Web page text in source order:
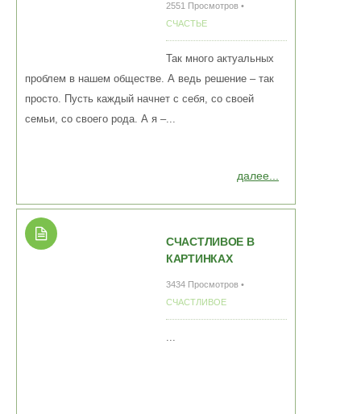
2551 Просмотров •
СЧАСТЬЕ
далее...
Так много актуальных
проблем в нашем обществе. А ведь решение – так
просто. Пусть каждый начнет с себя, со своей
семьи, со своего рода. А я –...
СЧАСТЛИВОЕ В
КАРТИНКАХ
3434 Просмотров •
СЧАСТЛИВОЕ
...